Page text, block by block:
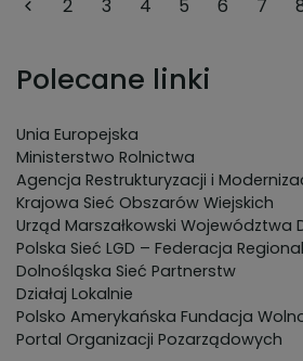
2 3 4 5 6 7
Polecane linki
Unia Europejska
Ministerstwo Rolnictwa
Agencja Restrukturyzacji i
Krajowa Sieć Obszarów Wiejskich
Urząd Marszałkowski Województwa
Polska Sieć LGD – Federacja
Dolnośląska Sieć Partnerstw
Działaj Lokalnie
Polsko Amerykańska Fundacja
Portal Organizacji Pozarządowych